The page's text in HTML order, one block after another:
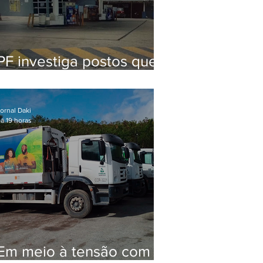
investiga postos que
de secretário
em 2020
meio à tensão com
Daki
19 horas